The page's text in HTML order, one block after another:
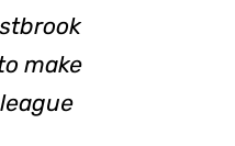
make